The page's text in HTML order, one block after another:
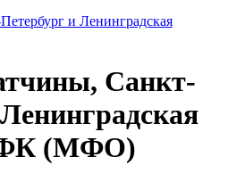
и Ленинградская
Санкт-
(МФО)